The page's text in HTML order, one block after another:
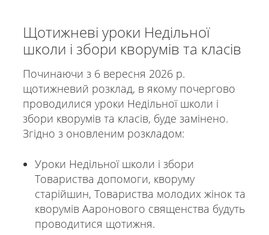
Щотижневі уроки Недільної
школи і збори кворумів та класів
Починаючи з 6 вересня 2026 р.
щотижневий розклад, в якому почергово
проводилися уроки Недільної школи і
збори кворумів та класів, буде замінено.
Згідно з оновленим розкладом:
Уроки Недільної школи і збори
Товариства допомоги, кворуму
старійшин, Товариства молодих жінок та
кворумів Ааронового священства будуть
проводитися щотижня.